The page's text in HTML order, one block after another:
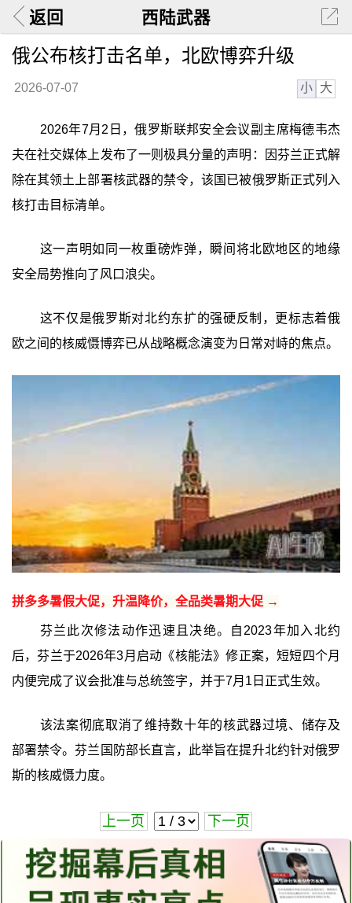
返回 西陆武器
俄公布核打击名单，北欧博弈升级
2026-07-07 小 大
2026年7月2日，俄罗斯联邦安全会议副主席梅德韦杰
夫在社交媒体上发布了一则极具分量的声明：因芬兰正式解
除在其领土上部署核武器的禁令，该国已被俄罗斯正式列入
核打击目标清单。
这一声明如同一枚重磅炸弹，瞬间将北欧地区的地缘
安全局势推向了风口浪尖。
这不仅是俄罗斯对北约东扩的强硬反制，更标志着俄
欧之间的核威慑博弈已从战略概念演变为日常对峙的焦点。
拼多多暑假大促，升温降价，全品类暑期大促 →
芬兰此次修法动作迅速且决绝。自2023年加入北约
后，芬兰于2026年3月启动《核能法》修正案，短短四个月
内便完成了议会批准与总统签字，并于7月1日正式生效。
该法案彻底取消了维持数十年的核武器过境、储存及
部署禁令。芬兰国防部长直言，此举旨在提升北约针对俄罗
斯的核威慑力度。
上一页 下一页